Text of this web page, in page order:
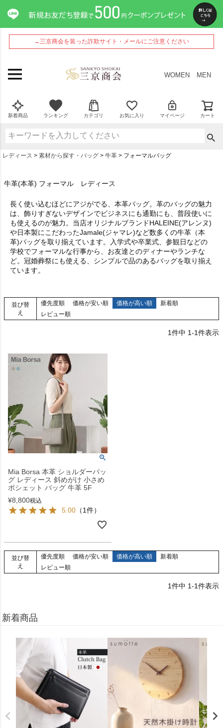
→三京商会を装った詐欺サイト・メールにご注意ください
WOMEN MEN
新着商品 ランキング カテゴリ お気に入り マイページ カート
レディース 素材から探す・バッグ 牛革 フォーマルバッグ
牛革(本革) フォーマル レディース
長く使い込むほどにアジがでる、本革バッグ。革のバッグの魅力
は、飾りすぎないデザインでビジネスにも通勤にも、普段使いに
も使えるのが魅力。当店オリジナルブランドHALEINE(アレンヌ)
や日本製にこだわったJamale(ジャマレ)など数多くの牛革（本
革)バッグを取り揃えています。入学式や卒業式、参観日などの
学校でフォーマルな行事から、お友達とのディナーやランチな
ど。冠婚葬祭にも使える、シンプルで品のあるバッグを取り揃え
ています。
並び替
え
優先度順 価格が安い順 価格が高い順
新着順
レビュー順
1件中 1-1件表示
Mia Borsa 本革 ショルダーバッ
グ レディース 斜めがけ 小さめ
ポシェット バッグ 牛革 5F
¥8,800税込
5.00 （1件）
並び替
え
優先度順 価格が安い順 価格が高い順
新着順
レビュー順
1件中 1-1件表示
新着商品